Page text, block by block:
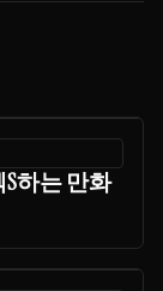
하는 만화